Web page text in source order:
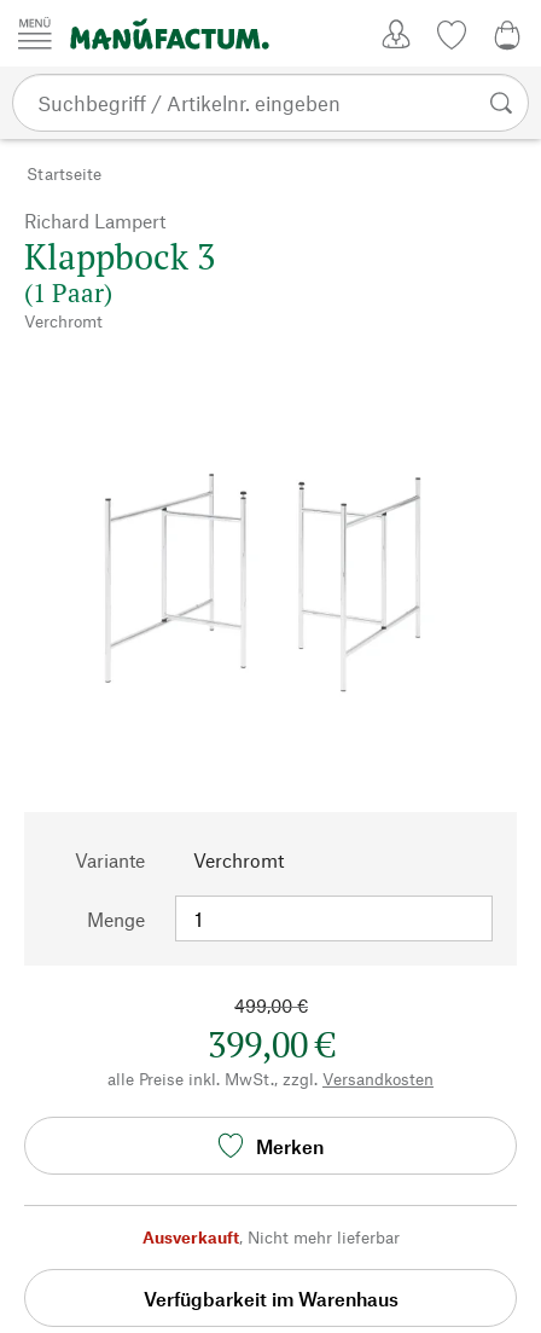
Zum Inhalt springen
Startseite
Richard Lampert
Klappbock 3
(1 Paar)
Verchromt
Variante Verchromt
Menge
499,00 €
399,00 €
alle Preise inkl. MwSt., zzgl. Versandkosten
Merken
Ausverkauft, Nicht mehr lieferbar
Verfügbarkeit im Warenhaus